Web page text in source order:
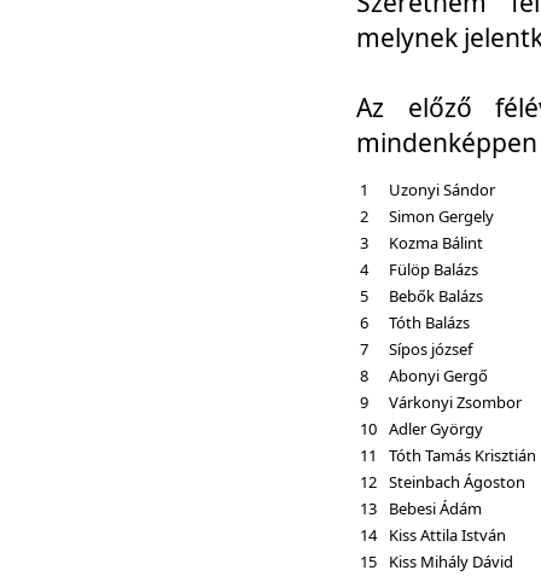
melynek
Az előző
1
Uzonyi Sándor
2
Simon Gergely
3
Kozma Bálint
4
Fülöp Balázs
5
Bebők Balázs
6
Tóth Balázs
7
Sípos józsef
8
Abonyi Gergő
9
Várkonyi Zsombor
10 Adler György
11
Tóth Tamás Krisztián
12 Steinbach Ágoston
13
Bebesi Ádám
14 Kiss Attila István
15
Kiss Mihály Dávid